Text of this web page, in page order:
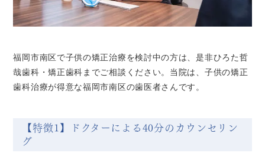
福岡市南区で子供の矯正治療を検討中の方は、是非ひろた哲
哉歯科・矯正歯科までご相談ください。当院は、子供の矯正
歯科治療が得意な福岡市南区の歯医者さんです。
【特徴1】ドクターによる40分のカウンセリン
グ